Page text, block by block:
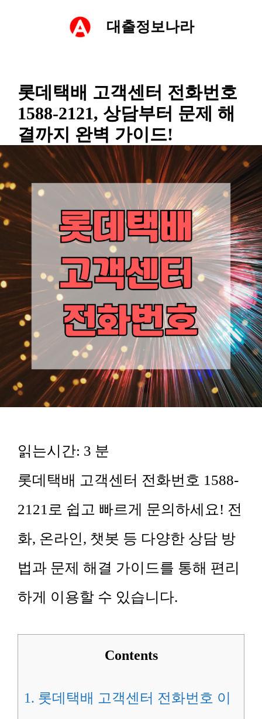
너
뛰
기
대출정보나라
롯데택배 고객센터 전화번호
1588-2121, 상담부터 문제 해
결까지 완벽 가이드!
읽는시간: 3 분
롯데택배 고객센터 전화번호 1588-
2121로 쉽고 빠르게 문의하세요! 전
화, 온라인, 챗봇 등 다양한 상담 방
법과 문제 해결 가이드를 통해 편리
하게 이용할 수 있습니다.
Contents
1. 롯데택배 고객센터 전화번호 이